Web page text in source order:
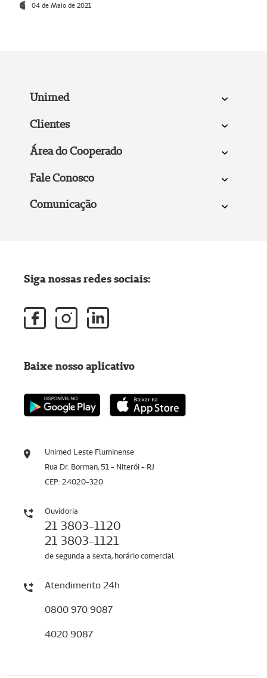
04 de Maio de 2021
Unimed
Clientes
Área do Cooperado
Fale Conosco
Comunicação
Unimed Leste Fluminense
Rua Dr. Borman, 51 - Niterói - RJ
CEP: 24020-320
Ouvidoria
21 3803-1120
21 3803-1121
de segunda a sexta, horário comercial
Atendimento 24h
0800 970 9087
4020 9087
Siga nossas redes sociais:
Baixe nosso aplicativo